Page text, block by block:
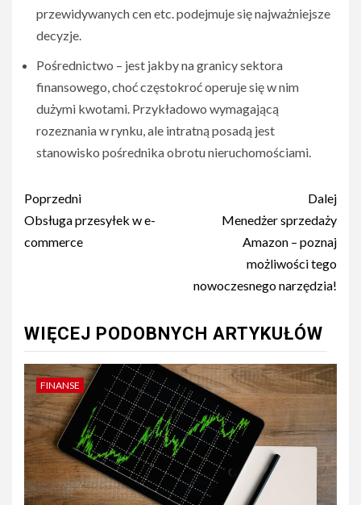
przewidywanych cen etc. podejmuje się najważniejsze
decyzje.
Pośrednictwo – jest jakby na granicy sektora
finansowego, choć częstokroć operuje się w nim
dużymi kwotami. Przykładowo wymagającą
rozeznania w rynku, ale intratną posadą jest
stanowisko pośrednika obrotu nieruchomościami.
Nawigacja
wpisu
Poprzedni
Obsługa przesyłek w e-
commerce
Dalej
Menedżer sprzedaży
Amazon – poznaj
możliwości tego
nowoczesnego narzędzia!
WIĘCEJ PODOBNYCH ARTYKUŁÓW
FINANSE